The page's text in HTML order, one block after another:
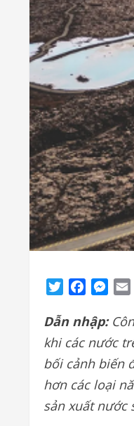
TwitterFacebook
Dẫn nhập:
khi các nước
bối cảnh biến
hơn các loại
sản xuất nước